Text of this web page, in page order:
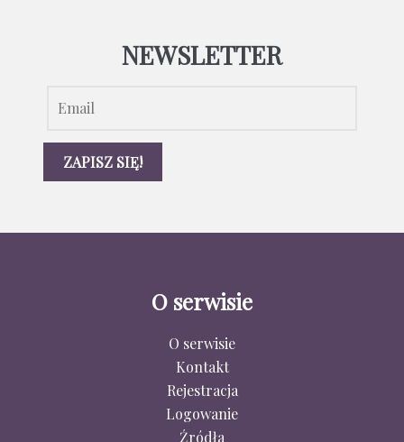
NEWSLETTER
O serwisie
O serwisie
Kontakt
Rejestracja
Logowanie
Źródła